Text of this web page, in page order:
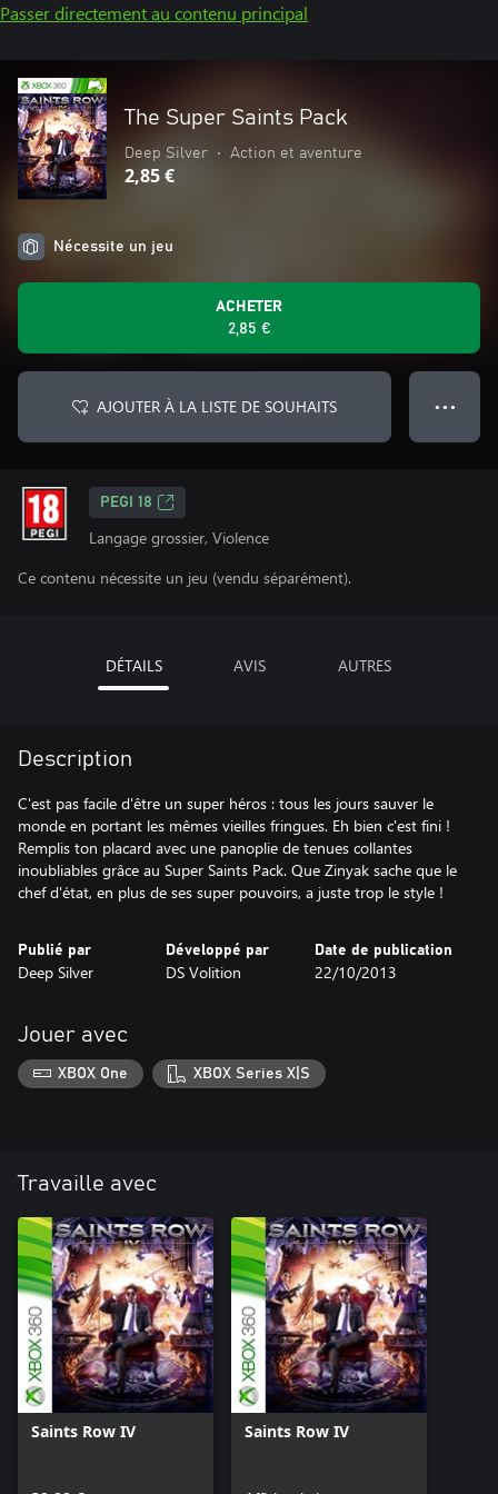
Passer directement au contenu principal
The Super Saints Pack
Deep Silver • Action et aventure
2,85 €
Nécessite un jeu
ACHETER
2,85 €
AJOUTER À LA LISTE DE SOUHAITS ● ● ●
PEGI 18
Langage grossier, Violence
Ce contenu nécessite un jeu (vendu séparément).
DÉTAILS AVIS AUTRES
Description
C'est pas facile d'être un super héros : tous les jours sauver le
monde en portant les mêmes vieilles fringues. Eh bien c'est fini !
Remplis ton placard avec une panoplie de tenues collantes
inoubliables grâce au Super Saints Pack. Que Zinyak sache que le
chef d'état, en plus de ses super pouvoirs, a juste trop le style !
Publié par
Deep Silver
Développé par
DS Volition
Date de publication
22/10/2013
Jouer avec
XBOX One XBOX Series X|S
Travaille avec
Saints Row IV Saints Row IV